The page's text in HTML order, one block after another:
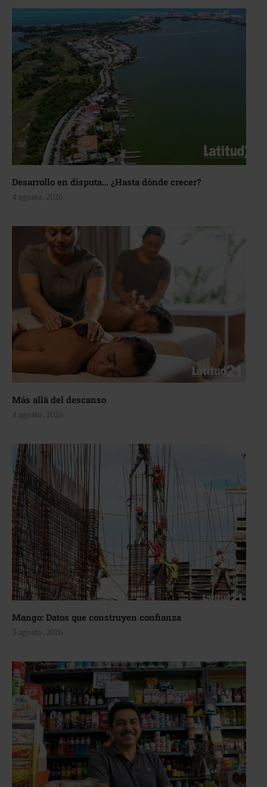
Desarrollo en disputa… ¿Hasta dónde crecer?
4 agosto, 2026
Más allá del descanso
4 agosto, 2026
Mango: Datos que construyen confianza
3 agosto, 2026